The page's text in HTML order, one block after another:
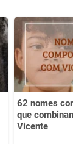
62 nomes
que
Vicente